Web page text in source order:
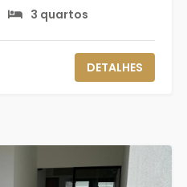
3 quartos
DETALHES